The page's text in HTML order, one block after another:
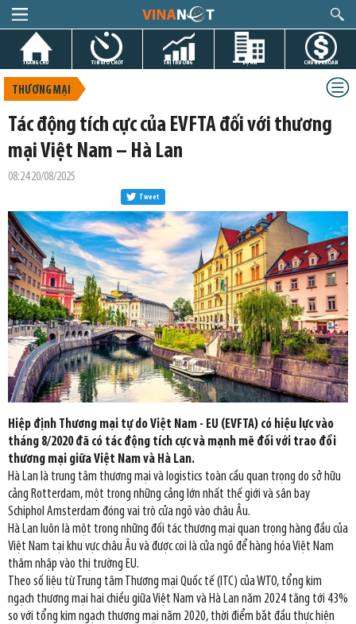
TRANG CHỦ TIN GIỜ CHÓT THỊ TRƯỜNG DỰ ÁN CHỨNG KHOÁN
THƯƠNG MẠI
Tác động tích cực của EVFTA đối với thương
mại Việt Nam – Hà Lan
08:24 20/08/2025
Tweet
Hiệp định Thương mại tự do Việt Nam - EU (EVFTA) có hiệu lực vào
tháng 8/2020 đã có tác động tích cực và mạnh mẽ đối với trao đổi
thương mại giữa Việt Nam và Hà Lan.
Hà Lan là trung tâm thương mại và logistics toàn cầu quan trọng do sở hữu
cảng Rotterdam, một trong những cảng lớn nhất thế giới và sân bay
Schiphol Amsterdam đóng vai trò cửa ngõ vào châu Âu.
Hà Lan luôn là một trong những đối tác thương mại quan trọng hàng đầu của
Việt Nam tại khu vực châu Âu và được coi là cửa ngõ để hàng hóa Việt Nam
thâm nhập vào thị trường EU.
Theo số liệu từ Trung tâm Thương mại Quốc tế (ITC) của WTO, tổng kim
ngạch thương mại hai chiều giữa Việt Nam và Hà Lan năm 2024 tăng tới 43%
so với tổng kim ngạch thương mại năm 2020, thời điểm bắt đầu thực hiện